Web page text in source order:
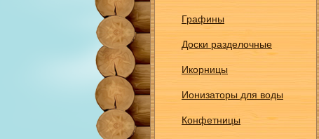
Графины
Доски разделочные
Икорницы
Ионизаторы для воды
Конфетницы